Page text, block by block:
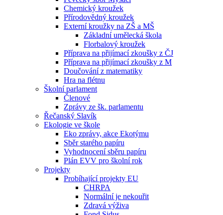
Chemický kroužek
Přírodovědný kroužek
Externí kroužky na ZŠ a MŠ
Základní umělecká škola
Florbalový kroužek
Příprava na přijímací zkoušky z ČJ
Příprava na přijímací zkoušky z M
Doučování z matematiky
Hra na flétnu
Školní parlament
Členové
Zprávy ze šk. parlamentu
Řečanský Slavík
Ekologie ve škole
Eko zprávy, akce Ekotýmu
Sběr starého papíru
Vyhodnocení sběru papíru
Plán EVV pro školní rok
Projekty
Probíhající projekty EU
CHRPA
Normální je nekouřit
Zdravá výživa